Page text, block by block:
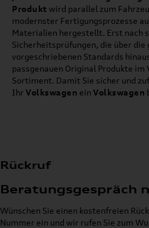
Produkt wird parallel zum
modernster Fertigungsprozesse
Materialien hergestellt. Erst nach
Sicherheitsprüfungen, die über die
vorgeschriebenen Standards
passgenauen Original Produkte im
Sortiment. Damit Sie sicher und
Ihr Volkswagen ein Volkswagen
Rückruf
Beratungsgespräch
Wünschen Sie einen kostenfreien
Nummer ein und wir rufen Sie zum